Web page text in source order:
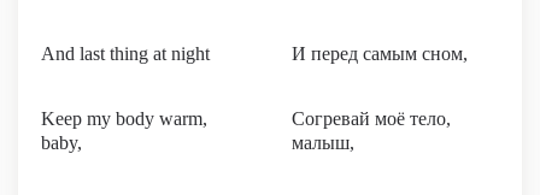
And last thing at night И перед самым сном,
Keep my body warm,
baby,
Согревай моё тело,
малыш,